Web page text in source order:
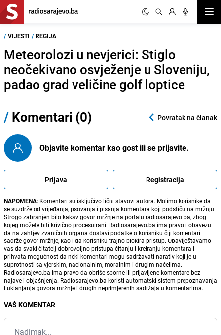
/ VIJESTI / REGIJA
Meteorolozi u nevjerici: Stiglo
neočekivano osvježenje u Sloveniju,
padao grad veličine golf loptice
/ Komentari (0) Povratak na članak
Objavite komentar kao gost ili se prijavite.
Prijava Registracija
NAPOMENA: Komentari su isključivo lični stavovi autora. Molimo korisnike da
se suzdrže od vrijeđanja, psovanja i pisanja komentara koji podstiču na mržnju.
Strogo zabranjen bilo kakav govor mržnje na portalu radiosarajevo.ba, zbog
kojeg možete biti krivično procesuirani. Radiosarajevo.ba ima pravo i obavezu
da na zahtjev zvaničnih organa dostavi podatke o korisniku čiji komentari
sadrže govor mržnje, kao i da korisniku trajno blokira pristup. Obaviještavamo
vas da svaki čitatelj dobrovoljno pristupa čitanju i kreiranju komentara i
prihvata mogućnost da neki komentari mogu sadržavati narativ koji je u
suprotnosti sa vjerskim, nacionalnim, moralnim i drugim načelima.
Radiosarajevo.ba ima pravo da obriše sporne ili prijavljene komentare bez
najave i objašnjenja. Radiosarajevo.ba koristi automatski sistem prepoznavanja
i uklanjanja govora mržnje i drugih neprimjerenih sadržaja u komentarima.
VAŠ KOMENTAR